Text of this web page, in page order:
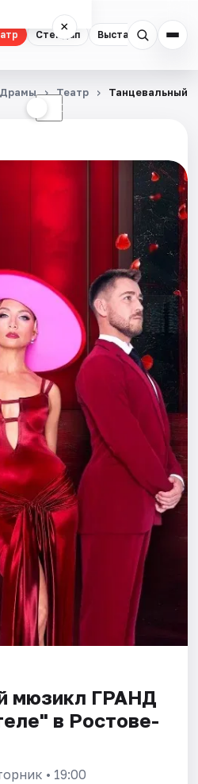
Стендап Выставки
×
☾
Драмы Театр Танцевальный
мюзикл ГРАНД
в Ростове-
• 19:00